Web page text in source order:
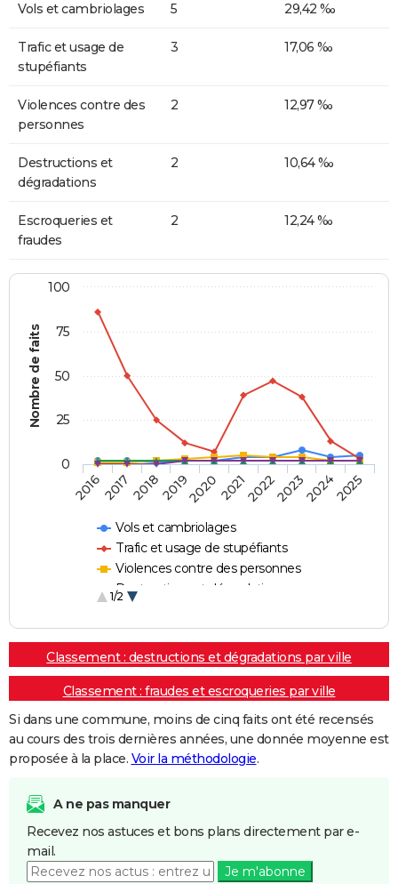
Vols et cambriolages 5 29,42 ‰
Trafic et usage de
stupéfiants
3 17,06 ‰
Violences contre des
personnes
2 12,97 ‰
Destructions et
dégradations
2 10,64 ‰
Escroqueries et
fraudes
2 12,24 ‰
Nombre de faits
Vols et cambriolages
Trafic et usage de stupéfiants
Violences contre des personnes
Destructions et dégradations
1/2
2016201720182019202020212022202320242025
0
25
50
75
100
Classement : destructions et dégradations par ville
Classement : fraudes et escroqueries par ville
Si dans une commune, moins de cinq faits ont été recensés
au cours des trois dernières années, une donnée moyenne est
proposée à la place. Voir la méthodologie.
A ne pas manquer
Recevez nos astuces et bons plans directement par e-
mail.
Je m'abonne